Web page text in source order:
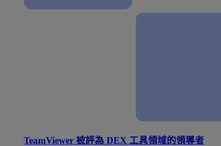
TeamViewer 被評為 DEX 工具領域的領導者